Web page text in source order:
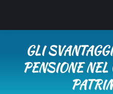
GLI
PENSIONE